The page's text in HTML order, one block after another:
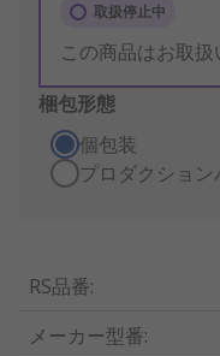
取扱停止中
この商品はお取扱
梱包形態
個包装
プロダクション
RS品番:
メーカー型番: